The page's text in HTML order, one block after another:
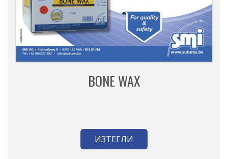
BONE WAX
ИЗТЕГЛИ